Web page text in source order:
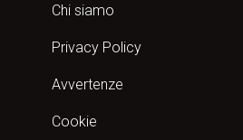
Chi siamo
Privacy Policy
Avvertenze
Cookie